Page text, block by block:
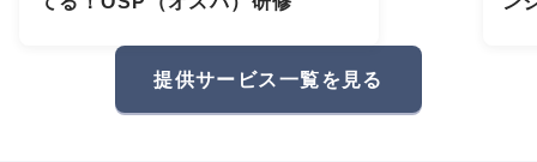
提供サービス一覧を見る